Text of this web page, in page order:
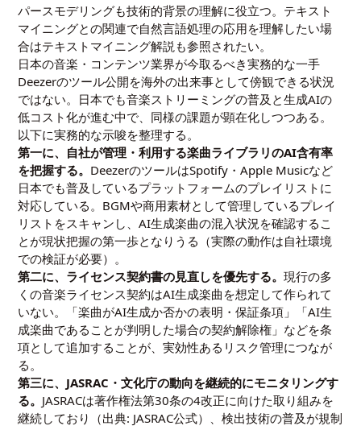
パースモデリングも技術的背景の理解に役立つ。テキスト
マイニングとの関連で自然言語処理の応用を理解したい場
合はテキストマイニング解説 も参照されたい。
日本の音楽・コンテンツ業界が今取るべき実務的な一手
Deezerのツール公開を海外の出来事として傍観できる状況
ではない。日本でも音楽ストリーミングの普及と生成AIの
低コスト化が進む中で、同様の課題が顕在化しつつある。
以下に実務的な示唆を整理する。
第一に、自社が管理・利用する楽曲ライブラリのAI含有率
を把握する。 DeezerのツールはSpotify・Apple Musicなど
日本でも普及しているプラットフォームのプレイリストに
対応している。BGMや商用素材として管理しているプレイ
リストをスキャンし、AI生成楽曲の混入状況を確認するこ
とが現状把握の第一歩となりうる（実際の動作は自社環境
での検証が必要）。
第二に、ライセンス契約書の見直しを優先する。現行の多
くの音楽ライセンス契約はAI生成楽曲を想定して作られて
いない。「楽曲がAI生成か否かの表明・保証条項」「AI生
成楽曲であることが判明した場合の契約解除権」などを条
項として追加することが、実効性あるリスク管理につなが
る。
第三に、JASRAC・文化庁の動向を継続的にモニタリングす
る。 JASRACは著作権法第30条の4改正に向けた取り組みを
継続しており（出典: JASRAC公式）、検出技術の普及が規制